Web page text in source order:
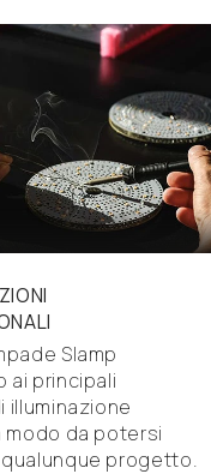
Slamp
ai principali
illuminazione
modo da potersi
progetto.